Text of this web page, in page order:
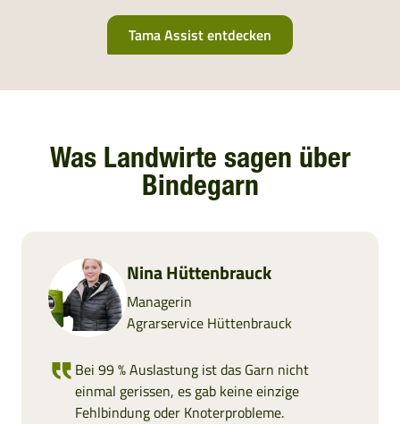
ALBANIEN
BOSNIEN UND HERZEGOWINA
KROATIEN
MAZEDONIEN
SERBIEN
Tama Assist entdecken
Was Landwirte sagen über
Bindegarn
Nina Hüttenbrauck
Managerin
Agrarservice Hüttenbrauck
Bei 99 % Auslastung ist das Garn nicht
einmal gerissen, es gab keine einzige
Fehlbindung oder Knoterprobleme.